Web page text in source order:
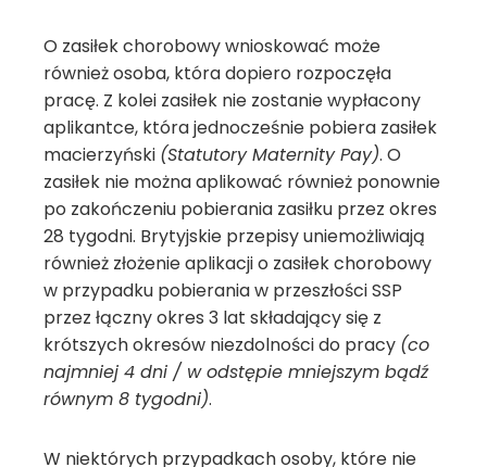
O zasiłek chorobowy wnioskować może
również osoba, która dopiero rozpoczęła
pracę. Z kolei zasiłek nie zostanie wypłacony
aplikantce, która jednocześnie pobiera zasiłek
macierzyński (Statutory Maternity Pay). O
zasiłek nie można aplikować również ponownie
po zakończeniu pobierania zasiłku przez okres
28 tygodni. Brytyjskie przepisy uniemożliwiają
również złożenie aplikacji o zasiłek chorobowy
w przypadku pobierania w przeszłości SSP
przez łączny okres 3 lat składający się z
krótszych okresów niezdolności do pracy (co
najmniej 4 dni / w odstępie mniejszym bądź
równym 8 tygodni).
W niektórych przypadkach osoby, które nie